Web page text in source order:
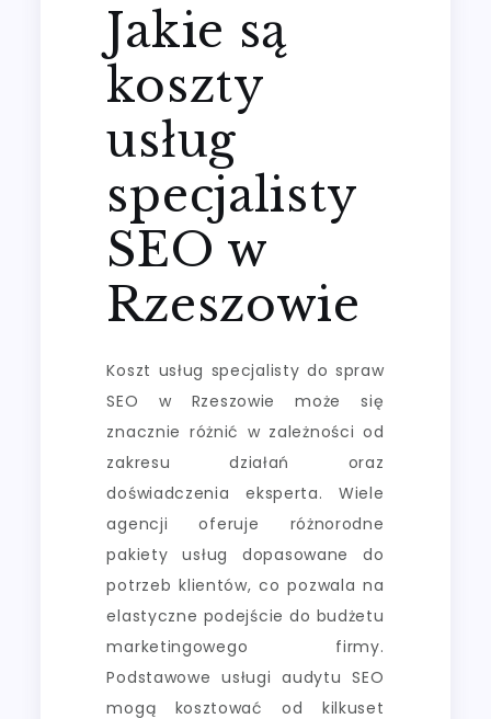
Jakie są
koszty
usług
specjalisty
SEO w
Rzeszowie
Koszt usług specjalisty do spraw
SEO w Rzeszowie może się
znacznie różnić w zależności od
zakresu działań oraz
doświadczenia eksperta. Wiele
agencji oferuje różnorodne
pakiety usług dopasowane do
potrzeb klientów, co pozwala na
elastyczne podejście do budżetu
marketingowego firmy.
Podstawowe usługi audytu SEO
mogą kosztować od kilkuset